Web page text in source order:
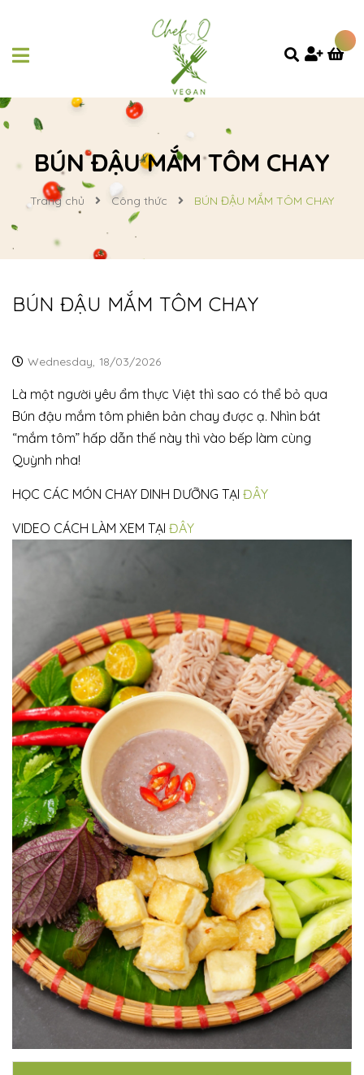
BÚN ĐẬU MẮM TÔM CHAY
Trang chủ Công thức BÚN ĐẬU MẮM TÔM CHAY
BÚN ĐẬU MẮM TÔM CHAY
Wednesday, 18/03/2026
Là một người yêu ẩm thực Việt thì sao có thể bỏ qua
Bún đậu mắm tôm phiên bản chay được ạ. Nhìn bát
“mắm tôm” hấp dẫn thế này thì vào bếp làm cùng
Quỳnh nha!
HỌC CÁC MÓN CHAY DINH DƯỠNG TẠI ĐÂY
VIDEO CÁCH LÀM XEM TẠI ĐÂY